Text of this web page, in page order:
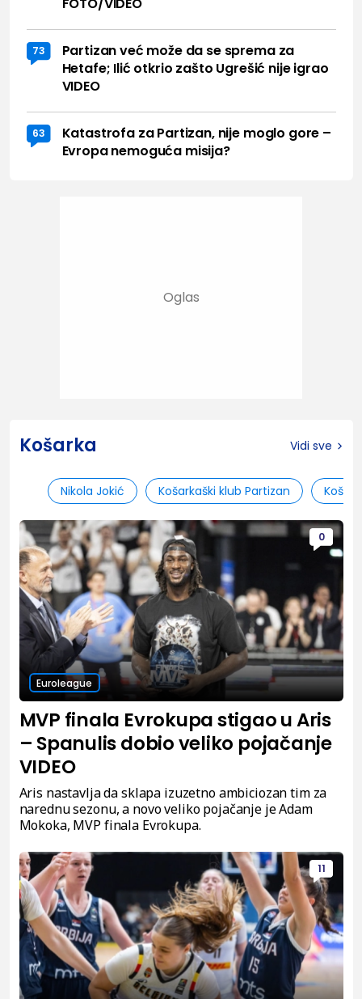
73
Partizan već može da se sprema za
Hetafe; Ilić otkrio zašto Ugrešić nije igrao
VIDEO
63
Katastrofa za Partizan, nije moglo gore –
Evropa nemoguća misija?
Košarka Vidi sve
Nikola Jokić Košarkaški klub Partizan
0
Euroleague
MVP finala Evrokupa stigao u Aris
– Spanulis dobio veliko pojačanje
VIDEO
Aris nastavlja da sklapa izuzetno ambiciozan tim za
narednu sezonu, a novo veliko pojačanje je Adam
Mokoka, MVP finala Evrokupa.
11